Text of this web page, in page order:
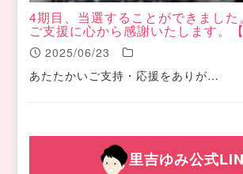
4期目、当選することができまし
ご支援に心から感謝いたします。【
2025/06/23
あたたかいご支持・応援をありが…
里吉ゆみ公式